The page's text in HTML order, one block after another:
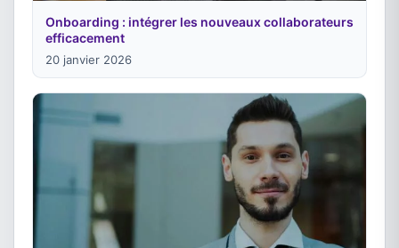
Onboarding : intégrer les nouveaux collaborateurs
efficacement
20 janvier 2026